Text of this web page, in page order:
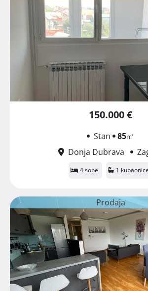
150.000 €
Stan 85㎡
Donja Dubrava
4 sobe 1 kupaonice
Prodaja